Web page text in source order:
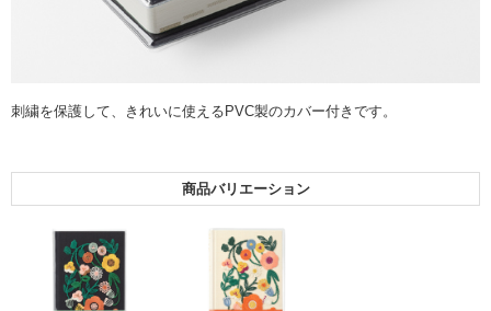
刺繍を保護して、きれいに使えるPVC製のカバー付きです。
商品バリエーション